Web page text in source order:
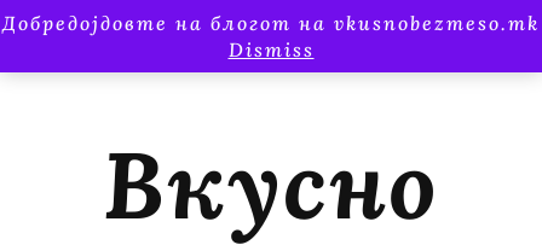
Добредојдовте на блогот на vkusnobezmeso.mk
Dismiss
Вкусно